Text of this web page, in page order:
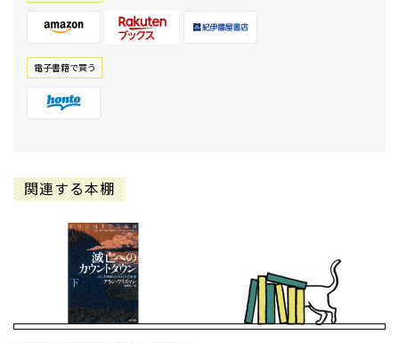
電⼦書籍で買う
関連する本棚